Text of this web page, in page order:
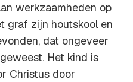
werkzaamheden op
graf zijn houtskool en
dat ongeveer
Het kind is
Christus door